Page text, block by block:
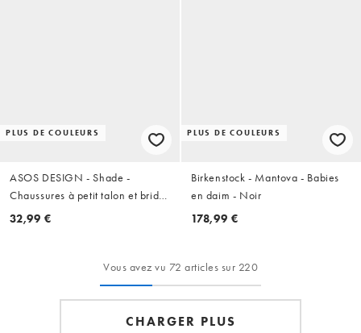
PLUS DE COULEURS
ASOS DESIGN - Shade -
Chaussures à petit talon et bride
arrière en suédine - Noir
32,99 €
PLUS DE COULEURS
Birkenstock - Mantova - Babies
en daim - Noir
178,99 €
Vous avez vu 72 articles sur 220
CHARGER PLUS